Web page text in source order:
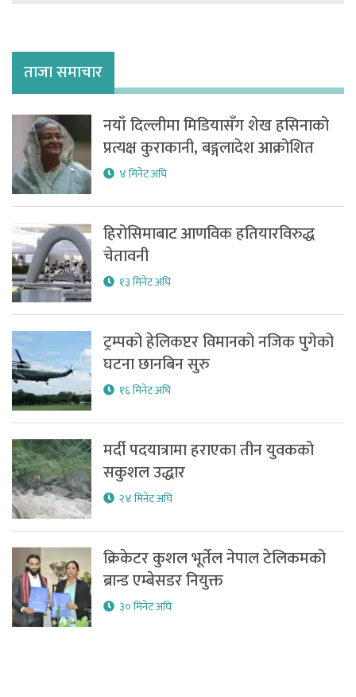
ताजा समाचार
नयाँ दिल्लीमा मिडियासँग शेख हसिनाको
प्रत्यक्ष कुराकानी, बङ्गलादेश आक्रोशित
४ मिनेट अघि
हिरोसिमाबाट आणविक हतियारविरुद्ध
चेतावनी
१३ मिनेट अघि
ट्रम्पको हेलिकप्टर विमानको नजिक पुगेको
घटना छानबिन सुरु
१६ मिनेट अघि
मर्दी पदयात्रामा हराएका तीन युवकको
सकुशल उद्धार
२४ मिनेट अघि
क्रिकेटर कुशल भूर्तेल नेपाल टेलिकमको
ब्रान्ड एम्बेसडर नियुक्त
३० मिनेट अघि